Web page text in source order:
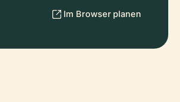
Im Browser planen